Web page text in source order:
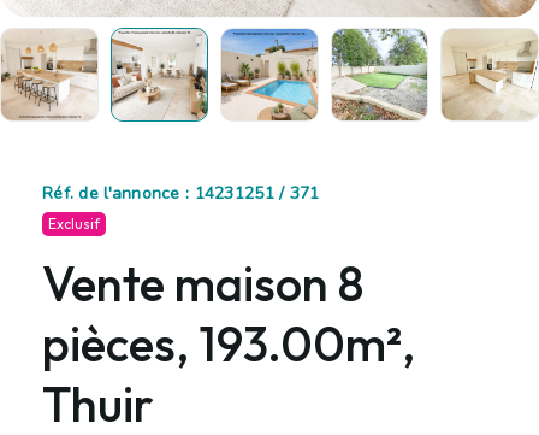
Réf. de l'annonce : 14231251 / 371
Exclusif
Vente maison 8
pièces, 193.00m²,
Thuir